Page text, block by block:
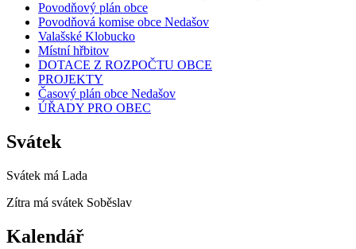
Povodňový plán obce
Povodňová komise obce Nedašov
Valašské Klobucko
Místní hřbitov
DOTACE Z ROZPOČTU OBCE
PROJEKTY
Časový plán obce Nedašov
ÚŘADY PRO OBEC
Svátek
Svátek má Lada
Zítra má svátek Soběslav
Kalendář